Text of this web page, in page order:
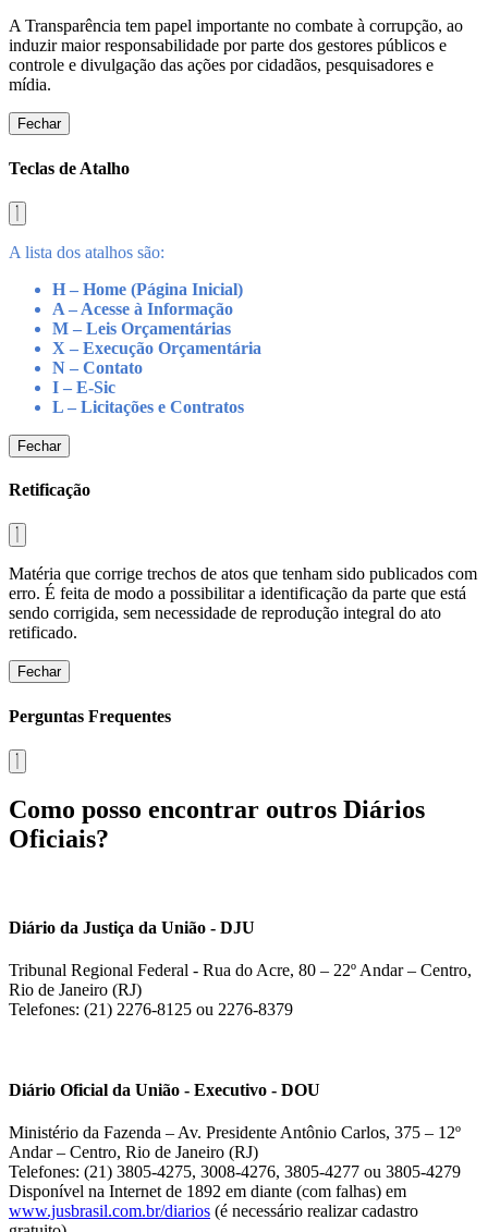
A Transparência tem papel importante no combate à corrupção, ao
induzir maior responsabilidade por parte dos gestores públicos e
controle e divulgação das ações por cidadãos, pesquisadores e
mídia.
Fechar
Teclas de Atalho
A lista dos atalhos são:
H – Home (Página Inicial)
A – Acesse à Informação
M – Leis Orçamentárias
X – Execução Orçamentária
N – Contato
I – E-Sic
L – Licitações e Contratos
Fechar
Retificação
Matéria que corrige trechos de atos que tenham sido publicados com
erro. É feita de modo a possibilitar a identificação da parte que está
sendo corrigida, sem necessidade de reprodução integral do ato
retificado.
Fechar
Perguntas Frequentes
Como posso encontrar outros Diários
Oficiais?
Diário da Justiça da União - DJU
Tribunal Regional Federal - Rua do Acre, 80 – 22º Andar – Centro,
Rio de Janeiro (RJ)
Telefones: (21) 2276-8125 ou 2276-8379
Diário Oficial da União - Executivo - DOU
Ministério da Fazenda – Av. Presidente Antônio Carlos, 375 – 12º
Andar – Centro, Rio de Janeiro (RJ)
Telefones: (21) 3805-4275, 3008-4276, 3805-4277 ou 3805-4279
Disponível na Internet de 1892 em diante (com falhas) em
www.jusbrasil.com.br/diarios (é necessário realizar cadastro